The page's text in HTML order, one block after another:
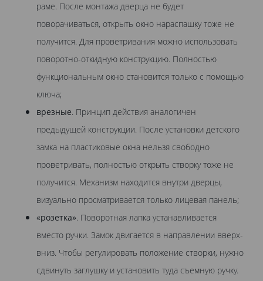
раме. После монтажа дверца не будет
поворачиваться, открыть окно нараспашку тоже не
получится. Для проветривания можно использовать
поворотно-откидную конструкцию. Полностью
функциональным окно становится только с помощью
ключа;
врезные. Принцип действия аналогичен
предыдущей конструкции. После установки детского
замка на пластиковые окна нельзя свободно
проветривать, полностью открыть створку тоже не
получится. Механизм находится внутри дверцы,
визуально просматривается только лицевая панель;
«розетка». Поворотная лапка устанавливается
вместо ручки. Замок двигается в направлении вверх-
вниз. Чтобы регулировать положение створки, нужно
сдвинуть заглушку и установить туда съемную ручку.